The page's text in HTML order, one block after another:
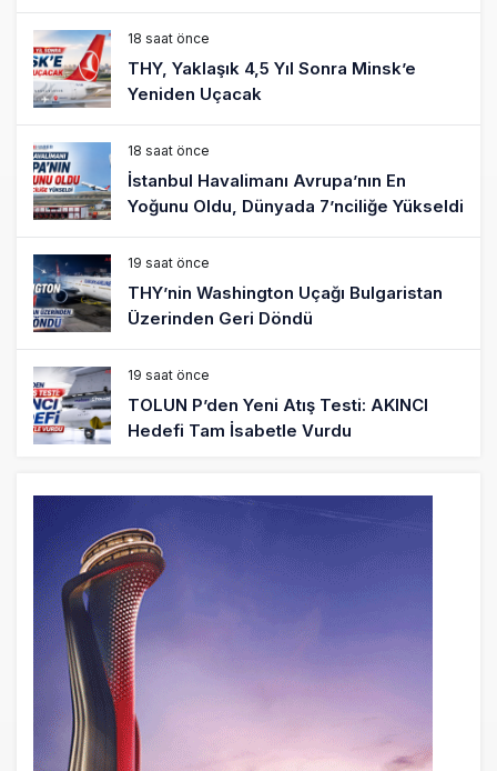
18 saat önce
THY, Yaklaşık 4,5 Yıl Sonra Minsk’e
Yeniden Uçacak
18 saat önce
İstanbul Havalimanı Avrupa’nın En
Yoğunu Oldu, Dünyada 7’nciliğe Yükseldi
19 saat önce
THY’nin Washington Uçağı Bulgaristan
Üzerinden Geri Döndü
19 saat önce
TOLUN P’den Yeni Atış Testi: AKINCI
Hedefi Tam İsabetle Vurdu